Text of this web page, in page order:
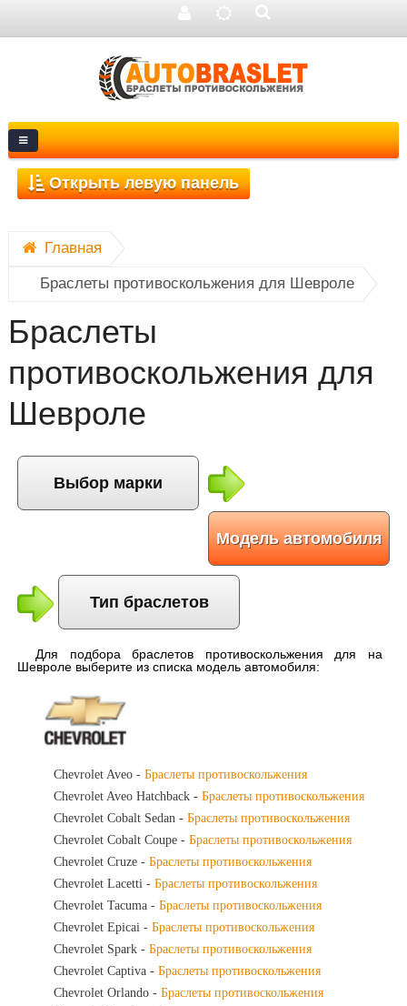
Открыть левую панель
Браслеты противоскольжения для Шевроле
Браслеты
противоскольжения для
Шевроле
Выбор марки
Модель автомобиля
Тип браслетов
Для подборабраслетов противоскольжения для на
Шевроле выберите из списка модель автомобиля:
Chevrolet Aveo - Браслеты противоскольжения
Chevrolet Aveo Hatchback - Браслеты противоскольжения
Chevrolet Cobalt Sedan - Браслеты противоскольжения
Chevrolet Cobalt Coupe - Браслеты противоскольжения
Chevrolet Cruze - Браслеты противоскольжения
Chevrolet Lacetti - Браслеты противоскольжения
Chevrolet Tacuma - Браслеты противоскольжения
Chevrolet Epicai - Браслеты противоскольжения
Chevrolet Spark - Браслеты противоскольжения
Chevrolet Captiva - Браслеты противоскольжения
Chevrolet Orlando - Браслеты противоскольжения